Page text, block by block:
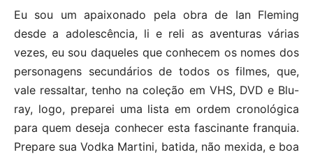
Eu sou um apaixonado pela obra de Ian Fleming
desde a adolescência, li e reli as aventuras várias
vezes, eu sou daqueles que conhecem os nomes dos
personagens secundários de todos os filmes, que,
vale ressaltar, tenho na coleção em VHS, DVD e Blu-
ray, logo, preparei uma lista em ordem cronológica
para quem deseja conhecer esta fascinante franquia.
Prepare sua Vodka Martini, batida, não mexida, e boa